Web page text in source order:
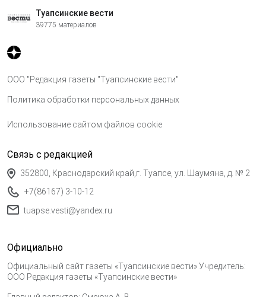
Туапсинские вести
39775 материалов
ООО "Редакция газеты "Туапсинские вести"
Политика обработки персональных данных
Использование сайтом файлов cookie
Связь с редакцией
352800, Краснодарский край,г. Туапсе, ул. Шаумяна, д. № 2
+7(86167) 3-10-12
tuapse.vesti@yandex.ru
Официально
Официальный сайт газеты «Туапсинские вести» Учредитель:
ООО Редакция газеты «Туапсинские вести»